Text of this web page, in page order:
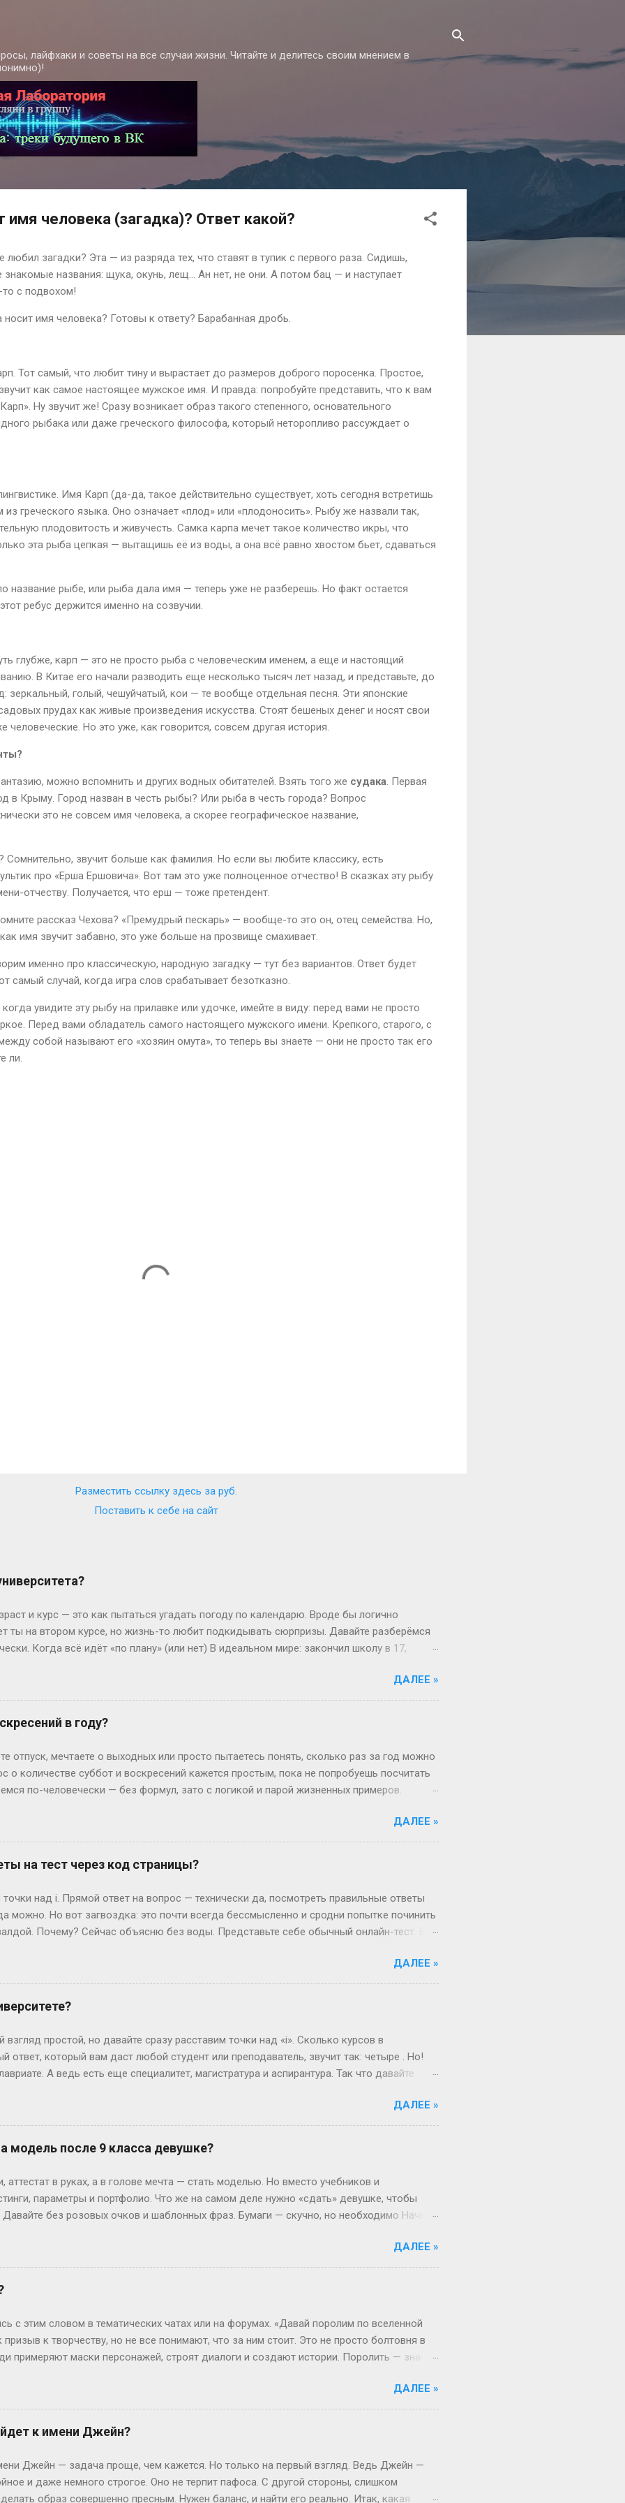
лайфхаки и советы на все случаи жизни. Читайте и делитесь своим мнением в
имя человека (загадка)? Ответ какой?
любил загадки? Эта — из разряда тех, что ставят в тупик с первого раза. Сидишь,
знакомые названия: щука, окунь, лещ… Ан нет, не они. А потом бац — и наступает
с подвохом!
имя человека? Готовы к ответу? Барабанная дробь.
Тот самый, что любит тину и вырастает до размеров доброго поросенка. Простое,
как самое настоящее мужское имя. И правда: попробуйте представить, что к вам
Ну звучит же! Сразу возникает образ такого степенного, основательного
рыбака или даже греческого философа, который неторопливо рассуждает о
Имя Карп (да-да, такое действительно существует, хоть сегодня встретишь
греческого языка. Оно означает «плод» или «плодоносить». Рыбу же назвали так,
плодовитость и живучесть. Самка карпа мечет такое количество икры, что
эта рыба цепкая — вытащишь её из воды, а она всё равно хвостом бьет, сдаваться
название рыбе, или рыба дала имя — теперь уже не разберешь. Но факт остается
ребус держится именно на созвучии.
глубже, карп — это не просто рыба с человеческим именем, а еще и настоящий
В Китае его начали разводить еще несколько тысяч лет назад, и представьте, до
зеркальный, голый, чешуйчатый, кои — те вообще отдельная песня. Эти японские
прудах как живые произведения искусства. Стоят бешеных денег и носят свои
Но это уже, как говорится, совсем другая история.
можно вспомнить и других водных обитателей. Взять того же судака . Первая
в Крыму. Город назван в честь рыбы? Или рыба в честь города? Вопрос
это не совсем имя человека, а скорее географическое название,
Сомнительно, звучит больше как фамилия. Но если вы любите классику, есть
про «Ерша Ершовича». Вот там это уже полноценное отчество! В сказках эту рыбу
отчеству. Получается, что ерш — тоже претендент.
рассказ Чехова? «Премудрый пескарь» — вообще-то это он, отец семейства. Но,
имя звучит забавно, это уже больше на прозвище смахивает.
именно про классическую, народную загадку — тут без вариантов. Ответ будет
самый случай, когда игра слов срабатывает безотказно.
увидите эту рыбу на прилавке или удочке, имейте в виду: перед вами не просто
Перед вами обладатель самого настоящего мужского имени. Крепкого, старого, с
собой называют его «хозяин омута», то теперь вы знаете — они не просто так его
ли.
Разместить ссылку здесь за руб.
Поставить к себе на сайт
и курс — это как пытаться угадать погоду по календарю. Вроде бы логично
ты на втором курсе, но жизнь-то любит подкидывать сюрпризы. Давайте разберёмся
Когда всё идёт «по плану» (или нет) В идеальном мире: закончил школу в 17,
отучился год, ушёл в армию, вернулся — и теперь он первокурсник в 19, а
Или Мария из Испании: взяла gap year, работала в хостеле на Бали, а теперь
пока её ровесники пишут курсовые. Кстати, в Германии вообще 13 классов в
обидно: тебе 19, а ты только получил школьный аттестат. Зато в Японии некоторые уже
Иван с первого к...
ДАЛЕЕ »
в году?
отпуск, мечтаете о выходных или просто пытаетесь понять, сколько раз за год можно
о количестве суббот и воскресений кажется простым, пока не попробуешь посчитать
по-человечески — без формул, зато с логикой и парой жизненных примеров.
воскресений выходит по 52 штуки. Но тут же мозг вопрошает: «А куда делся тот самый
он прицепляется к следующему году, сдвигая старт. Например, если 1 января —
год начнется со вторника. Вот и вся магия. А если год високосный? Тут уже веселее
52 недели и 2 дня «сверху». Теперь вопрос: могут ли эти два дня оказаться
везёт нечасто...
ДАЛЕЕ »
на тест через код страницы?
над i. Прямой ответ на вопрос — технически да, посмотреть правильные ответы
можно. Но вот загвоздка: это почти всегда бессмысленно и сродни попытке починить
Почему? Сейчас объясню без воды. Представьте себе обычный онлайн-тест. Вы
данные — ваши ответы и, гипотетически, правильные варианты. Однако, и это
сайты редко хранят что-то ценное прямо в HTML, который вы видите, открыв
ответы? Вот и нет их там! Во всяком случае, в том виде, в каком хотелось бы.
сайтов, ответы можно было случайно напасть в HTML-коде. Сегодня всё иначе.
(ваши вопросы и ...
ДАЛЕЕ »
простой, но давайте сразу расставим точки над «i». Сколько курсов в
ответ, который вам даст любой студент или преподаватель, звучит так: четыре . Но!
А ведь есть еще специалитет, магистратура и аспирантура. Так что давайте
бакалавриат Представьте себе обычного парня, который поступил после школы.
науки? Четыре года. Это четыре курса: первый – самый веселый и страшный,
– экватор, и четвертый – финишная прямая с дипломом. Вот так работает
образования в России. Четыре года пролетают как один миг, поверьте! А если
не менее, есть нюанс. Некоторые специальности требуют больше времени. Например,
сотрудники спецслужб. Для них существуе...
ДАЛЕЕ »
модель после 9 класса девушке?
аттестат в руках, а в голове мечта — стать моделью. Но вместо учебников и
параметры и портфолио. Что же на самом деле нужно «сдать» девушке, чтобы
Давайте без розовых очков и шаблонных фраз. Бумаги — скучно, но необходимо Начнём
паспорт (или свидетельство о рождении), справка от врача, что здоровье
И да, если тебе нет 18, подпись родителей — как билет в этот мир. Но это всё
испытания — впереди. Рост, вес и другие цифры: где правда, а где мифы? «Ты должна
— эту фразу слышат все. Но давай честно: индустрия меняется. Да, для
60 кг и при этом выг...
ДАЛЕЕ »
с этим словом в тематических чатах или на форумах. «Давай поролим по вселенной
к творчеству, но не все понимают, что за ним стоит. Это не просто болтовня в
примеряют маски персонажей, строят диалоги и создают истории. Поролить — значит
— производное от «ролевить», которое, в свою очередь, выросло из субкультуры
игры ассоциировались с настолками или живыми действиями в лесу, то теперь
пространство. «По-» здесь — как приставка действия: не просто играть, а активно
сюжет в реальном времени. Интересно, что пороление стало популярным в эпоху,
навыков. Казалось бы, парадокс: чтобы «ничего не делать» (с точки зрения
имп...
ДАЛЕЕ »
к имени Джейн?
Джейн — задача проще, чем кажется. Но только на первый взгляд. Ведь Джейн —
и даже немного строгое. Оно не терпит пафоса. С другой стороны, слишком
образ совершенно пресным. Нужен баланс, и найти его реально. Итак, какая